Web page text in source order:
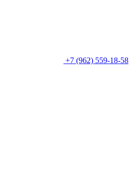
+7 (962) 559-18-58